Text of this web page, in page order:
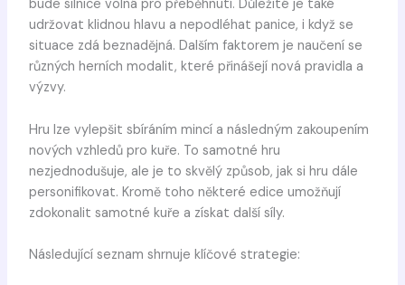
bude silnice volná pro přeběhnutí. Důležité je také
udržovat klidnou hlavu a nepodléhat panice, i když se
situace zdá beznadějná. Dalším faktorem je naučení se
různých herních modalit, které přinášejí nová pravidla a
výzvy.
Hru lze vylepšit sbíráním mincí a následným zakoupením
nových vzhledů pro kuře. To samotné hru
nezjednodušuje, ale je to skvělý způsob, jak si hru dále
personifikovat. Kromě toho některé edice umožňují
zdokonalit samotné kuře a získat další síly.
Následující seznam shrnuje klíčové strategie: